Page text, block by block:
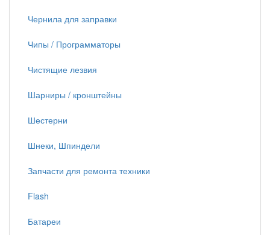
Чернила для заправки
Чипы / Программаторы
Чистящие лезвия
Шарниры / кронштейны
Шестерни
Шнеки, Шпиндели
Запчасти для ремонта техники
Flash
Батареи